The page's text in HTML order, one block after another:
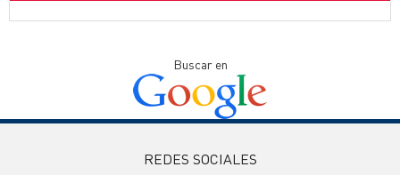
Buscar en
REDES SOCIALES